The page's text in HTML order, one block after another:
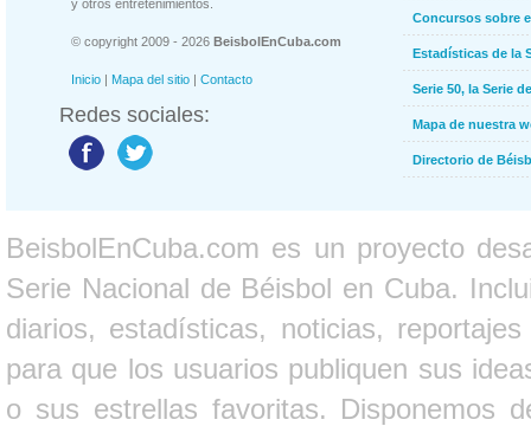
y otros entretenimientos.
© copyright 2009 - 2026 BeisbolEnCuba.com
Inicio | Mapa del sitio | Contacto
Redes sociales:
Concursos sobre
Estadísticas de la
Serie 50, la Serie
Mapa de nuestra
Directorio de
BeisbolEnCuba.com es un proyecto
Serie Nacional de Béisbol en Cuba.
diarios, estadísticas, noticias,
para que los usuarios publiquen sus
o sus estrellas favoritas. Disponemos